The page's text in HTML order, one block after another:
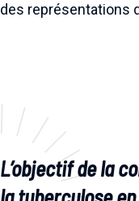
des représentations
L’objectif de la